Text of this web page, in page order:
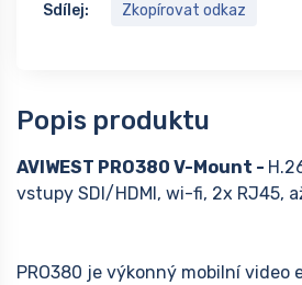
Sdílej: Zkopírovat odkaz
Popis produktu
AVIWEST PRO380 V-Mount -
vstupy SDI/HDMI, wi-fi, 2x RJ45,
PRO380 je výkonný mobilní video